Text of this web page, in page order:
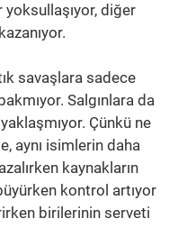
diğer
savaşlara sadece
Salgınlara da
Çünkü ne
aynı isimlerin daha
kaynakların
kontrol artıyor
birilerinin serveti